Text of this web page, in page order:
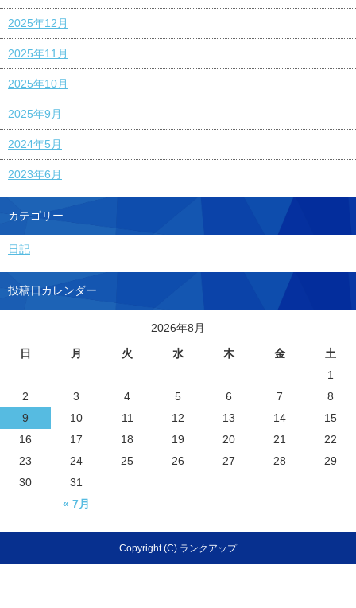
2025年12月
2025年11月
2025年10月
2025年9月
2024年5月
2023年6月
カテゴリー
日記
投稿日カレンダー
2026年8月
日
月 火 水 木 金 土
« 7月
1
2
3 4 5 6 7
8
9
10 11 12 13 14
15
16
17 18 19 20 21
22
23
24 25 26 27 28
29
30
31
Copyright (C) ランクアップ